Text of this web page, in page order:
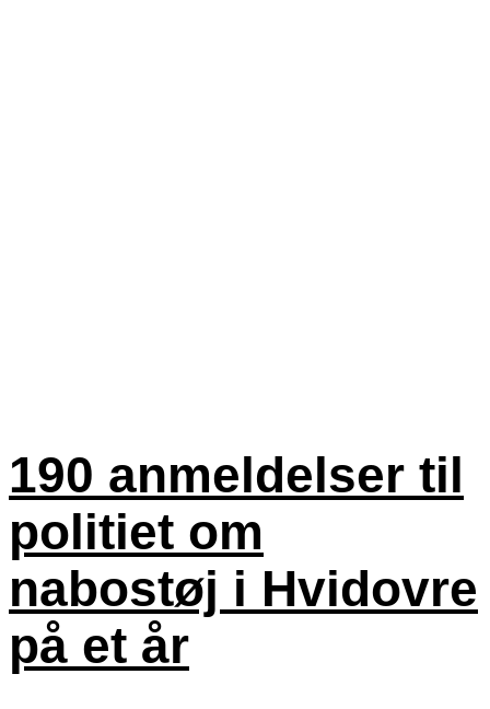
190 anmeldelser til
politiet om
nabostøj i Hvidovre
på et år